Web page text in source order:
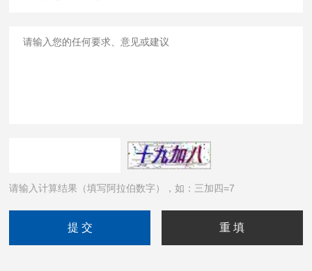
请输入计算结果（填写阿拉伯数字），如：三加四=7